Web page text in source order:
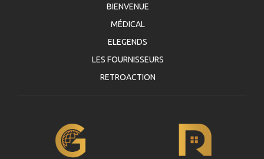
BIENVENUE
MÉDICAL
ELEGENDS
LES FOURNISSEURS
RETROACTION